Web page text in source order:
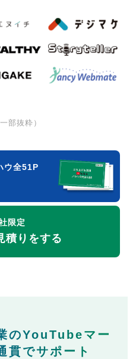
部抜粋）
ウ全51P
限定
積りをする
のYouTubeマー
貫でサポート